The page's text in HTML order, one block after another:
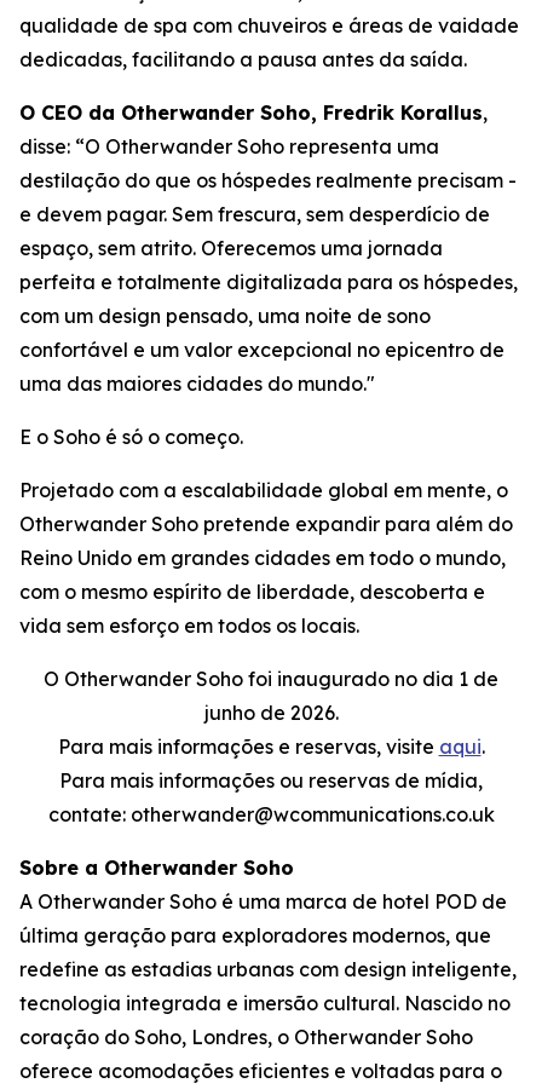
qualidade de spa com chuveiros e áreas de vaidade
dedicadas, facilitando a pausa antes da saída.
O CEO da Otherwander Soho, Fredrik Korallus,
disse: “O Otherwander Soho representa uma
destilação do que os hóspedes realmente precisam -
e devem pagar. Sem frescura, sem desperdício de
espaço, sem atrito. Oferecemos uma jornada
perfeita e totalmente digitalizada para os hóspedes,
com um design pensado, uma noite de sono
confortável e um valor excepcional no epicentro de
uma das maiores cidades do mundo."
E o Soho é só o começo.
Projetado com a escalabilidade global em mente, o
Otherwander Soho pretende expandir para além do
Reino Unido em grandes cidades em todo o mundo,
com o mesmo espírito de liberdade, descoberta e
vida sem esforço em todos os locais.
O Otherwander Soho foi inaugurado no dia 1 de
junho de 2026.
Para mais informações e reservas, visite aqui.
Para mais informações ou reservas de mídia,
contate: otherwander@wcommunications.co.uk
Sobre a Otherwander Soho
A Otherwander Soho é uma marca de hotel POD de
última geração para exploradores modernos, que
redefine as estadias urbanas com design inteligente,
tecnologia integrada e imersão cultural. Nascido no
coração do Soho, Londres, o Otherwander Soho
oferece acomodações eficientes e voltadas para o